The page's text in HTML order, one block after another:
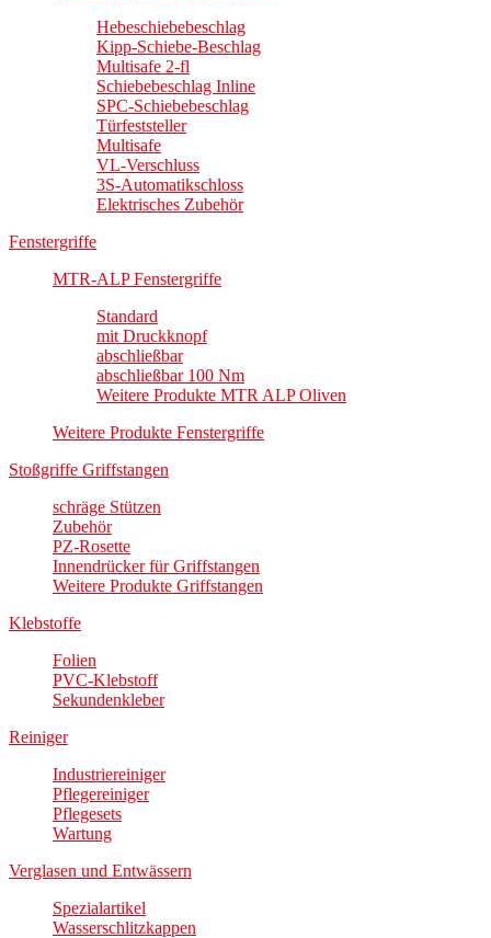
Hebeschiebebeschlag
Kipp-Schiebe-Beschlag
Multisafe 2-fl
Schiebebeschlag Inline
SPC-Schiebebeschlag
Türfeststeller
Multisafe
VL-Verschluss
3S-Automatikschloss
Elektrisches Zubehör
Fenstergriffe
MTR-ALP Fenstergriffe
Standard
mit Druckknopf
abschließbar
abschließbar 100 Nm
Weitere Produkte MTR ALP Oliven
Weitere Produkte Fenstergriffe
Stoßgriffe Griffstangen
schräge Stützen
Zubehör
PZ-Rosette
Innendrücker für Griffstangen
Weitere Produkte Griffstangen
Klebstoffe
Folien
PVC-Klebstoff
Sekundenkleber
Reiniger
Industriereiniger
Pflegereiniger
Pflegesets
Wartung
Verglasen und Entwässern
Spezialartikel
Wasserschlitzkappen